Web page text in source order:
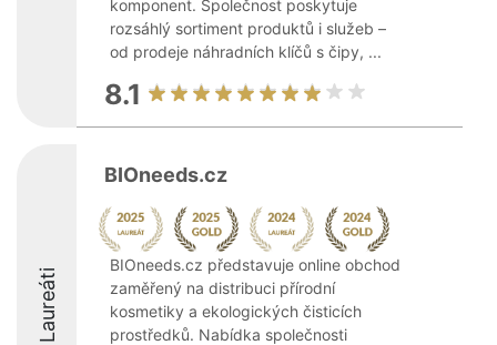
komponent. Společnost poskytuje
rozsáhlý sortiment produktů i služeb –
od prodeje náhradních klíčů s čipy, ...
8.1
Laureáti
BIOneeds.cz
BIOneeds.cz představuje online obchod
zaměřený na distribuci přírodní
kosmetiky a ekologických čisticích
prostředků. Nabídka společnosti